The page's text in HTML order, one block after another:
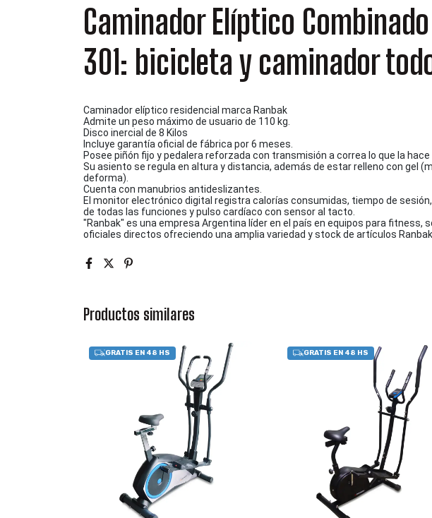
Caminador Elíptico
301: bicicleta y caminador
Caminador elíptico residencial marca Ranbak
Admite un peso máximo de usuario de 110 kg.
Disco inercial de 8 Kilos
Incluye garantía oficial de fábrica por 6 meses.
Posee piñón fijo y pedalera reforzada con transmisión a correa lo que la
Su asiento se regula en altura y distancia, además de estar relleno con gel
deforma).
Cuenta con manubrios antideslizantes.
El monitor electrónico digital registra calorías consumidas, tiempo de
de todas las funciones y pulso cardíaco con sensor al tacto.
"Ranbak" es una empresa Argentina líder en el país en equipos para fitness,
oficiales directos ofreciendo una amplia variedad y stock de artículos Ranbak.
Productos similares